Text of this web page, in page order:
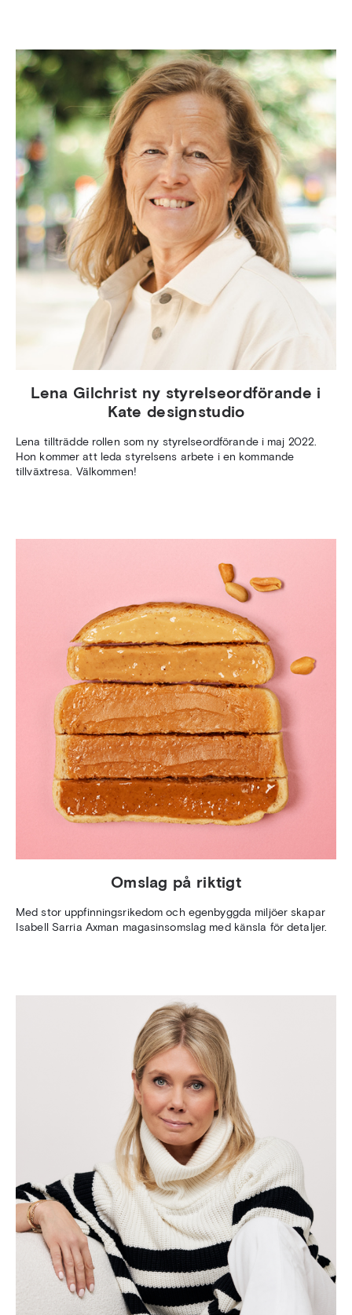
Lena Gilchrist ny styrelseordförande i
Kate designstudio
Lena tillträdde rollen som ny styrelseordförande i maj 2022.
Hon kommer att leda styrelsens arbete i en kommande
tillväxtresa. Välkommen!
Omslag på riktigt
Med stor uppfinningsrikedom och egenbyggda miljöer skapar
Isabell Sarria Axman magasinsomslag med känsla för detaljer.